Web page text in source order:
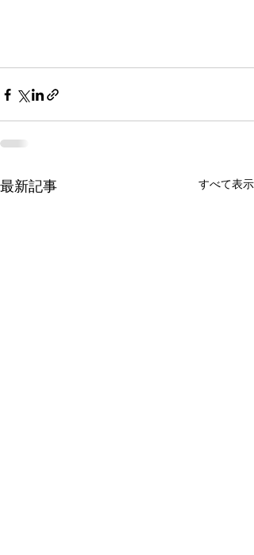
最新記事 すべて表示